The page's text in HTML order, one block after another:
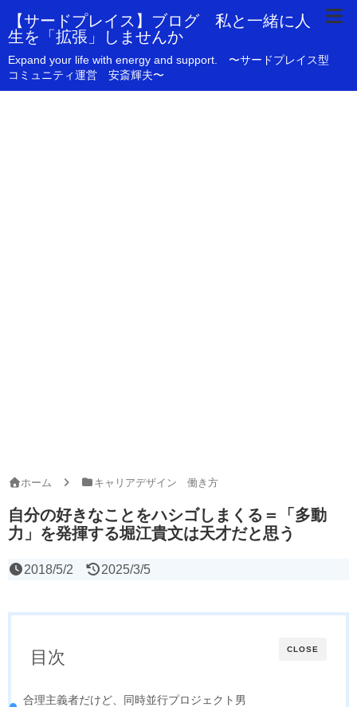
【サードプレイス】ブログ 私と一緒に人
生を「拡張」しませんか
Expand your life with energy and support. 〜サードプレイス型
コミュニティ運営 安斎輝夫〜
ホーム キャリアデザイン 働き方
自分の好きなことをハシゴしまくる＝「多動
力」を発揮する堀江貴文は天才だと思う
2018/5/2 2025/3/5
CLOSE
目次
合理主義者だけど、同時並行プロジェクト男